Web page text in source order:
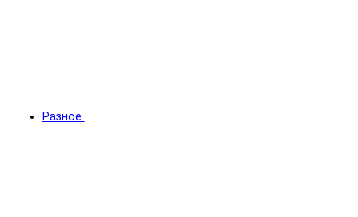
Разное